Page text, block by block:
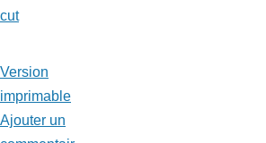
cut
Version
imprimable
Ajouter un